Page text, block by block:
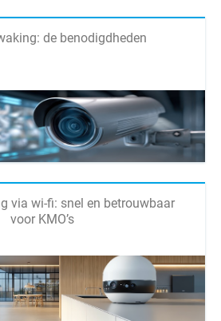
de benodigdheden
via wi-fi: snel en betrouwbaar
voor KMO’s